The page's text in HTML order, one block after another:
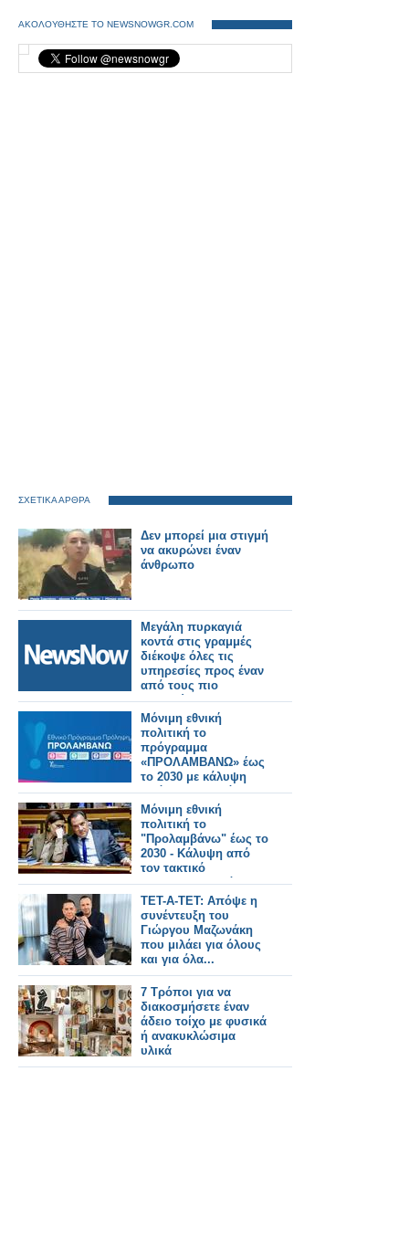
ΑΚΟΛΟΥΘΗΣΤΕ ΤΟ NEWSNOWGR.COM
ΣΧΕΤΙΚΑ ΑΡΘΡΑ
Δεν μπορεί μια στιγμή
να ακυρώνει έναν
άνθρωπο
Μεγάλη πυρκαγιά
κοντά στις γραμμές
διέκοψε όλες τις
υπηρεσίες προς έναν
από τους πιο
πολυσύχναστους
σιδηροδρομικούς
σταθμούς του
Λονδίνου.
Μόνιμη εθνική
πολιτική το
πρόγραμμα
«ΠΡΟΛΑΜΒΑΝΩ» έως
το 2030 με κάλυψη
από τον Τακτικό
Προϋπολογισμό
Μόνιμη εθνική
πολιτική το
"Προλαμβάνω" έως το
2030 - Κάλυψη από
τον τακτικό
προϋπολογισμό
ΤΕΤ-Α-ΤΕΤ: Απόψε η
συνέντευξη του
Γιώργου Μαζωνάκη
που μιλάει για όλους
και για όλα...
7 Τρόποι για να
διακοσμήσετε έναν
άδειο τοίχο με φυσικά
ή ανακυκλώσιμα
υλικά